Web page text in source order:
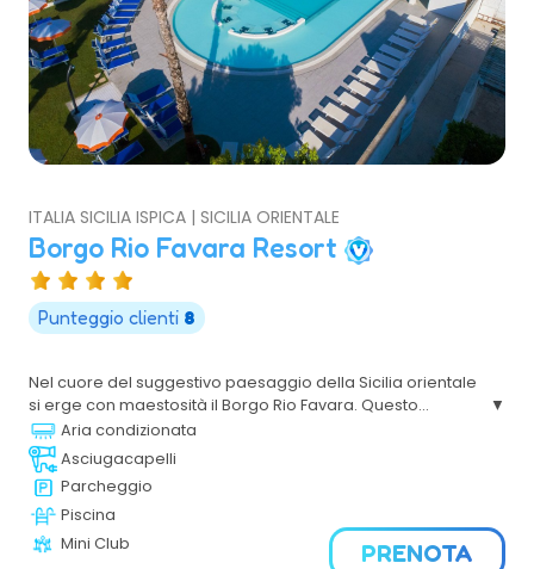
ITALIA SICILIA ISPICA | SICILIA ORIENTALE
Borgo Rio Favara Resort
Punteggio clienti 8
Nel cuore del suggestivo paesaggio della Sicilia orientale
si erge con maestosità il Borgo Rio Favara. Questo
incantevole rifugio, caratterizzato dalle sue ville in stile
mediterraneo, offre un'esperienza unica che unisce il
comfort di alloggi moderni e una natura mozzafiato. Con
la sua spiaggia di sabbia dorata e un mare cristallino
insignito della prestigiosa Bandiera Blu, il Borgo Rio Favara
è una destinazione perfetta per coloro che cercano relax
Aria condizionata
Asciugacapelli
Parcheggio
Piscina
Mini Club
PRENOTA